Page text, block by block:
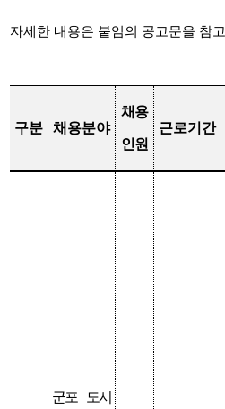
자세한 내용은 붙임의 공고문을 참
구분 채용분야
채용
인원
근로기간
군포 도시